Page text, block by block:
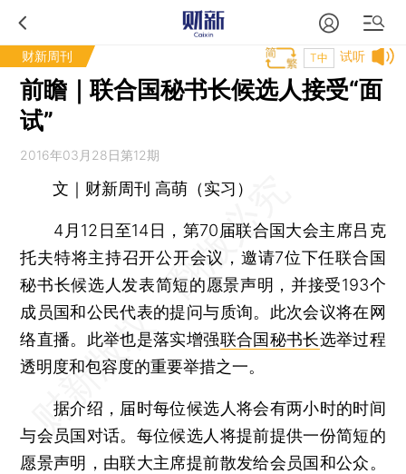
财新周刊 试听
T中
前瞻｜联合国秘书长候选人接受“面
试”
2016年03月28日第12期
文｜财新周刊 高萌（实习）
4月12日至14日，第70届联合国大会主席吕克
托夫特将主持召开公开会议，邀请7位下任联合国
秘书长候选人发表简短的愿景声明，并接受193个
成员国和公民代表的提问与质询。此次会议将在网
络直播。此举也是落实增强联合国秘书长选举过程
透明度和包容度的重要举措之一。
据介绍，届时每位候选人将会有两小时的时间
与会员国对话。每位候选人将提前提供一份简短的
愿景声明，由联大主席提前散发给会员国和公众。